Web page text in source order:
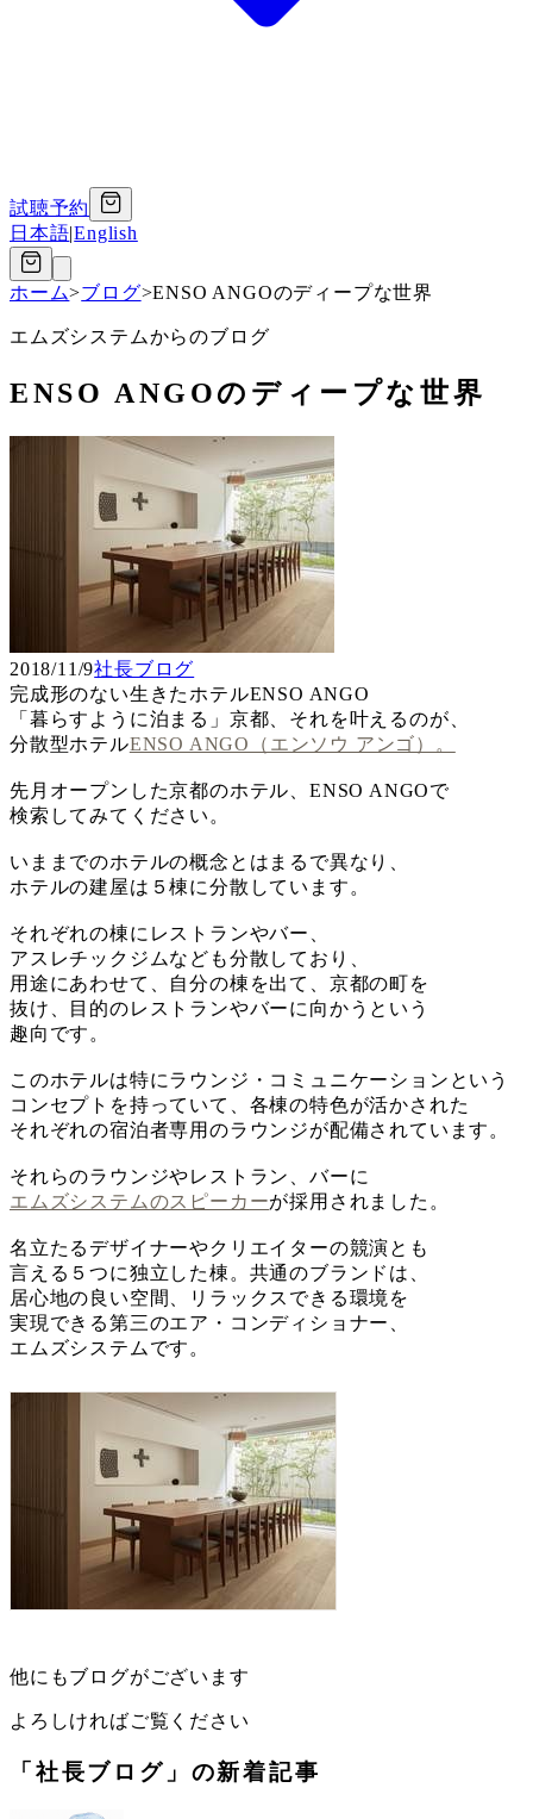
試聴予約
日本語|English
ホーム>ブログ>ENSO ANGOのディープな世界
エムズシステムからのブログ
ENSO ANGOのディープな世界
2018/11/9社長ブログ
完成形のない生きたホテルENSO ANGO
「暮らすように泊まる」京都、それを叶えるのが、
分散型ホテルENSO ANGO（エンソウ アンゴ）。
先月オープンした京都のホテル、ENSO ANGOで
検索してみてください。
いままでのホテルの概念とはまるで異なり、
ホテルの建屋は５棟に分散しています。
それぞれの棟にレストランやバー、
アスレチックジムなども分散しており、
用途にあわせて、自分の棟を出て、京都の町を
抜け、目的のレストランやバーに向かうという
趣向です。
このホテルは特にラウンジ・コミュニケーションという
コンセプトを持っていて、各棟の特色が活かされた
それぞれの宿泊者専用のラウンジが配備されています。
それらのラウンジやレストラン、バーに
エムズシステムのスピーカーが採用されました。
名立たるデザイナーやクリエイターの競演とも
言える５つに独立した棟。共通のブランドは、
居心地の良い空間、リラックスできる環境を
実現できる第三のエア・コンディショナー、
エムズシステムです。
他にもブログがございます
よろしければご覧ください
「社長ブログ」の新着記事